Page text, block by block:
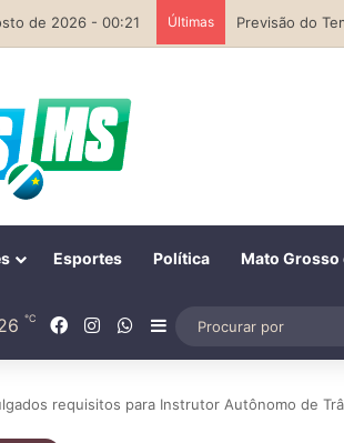
de 2026 - 00:21 Últimas
Esportes Política Mato Grosso
℃ Facebook
InstagramWhatsApp
Barra Lateral
requisitos para Instrutor Autônomo de